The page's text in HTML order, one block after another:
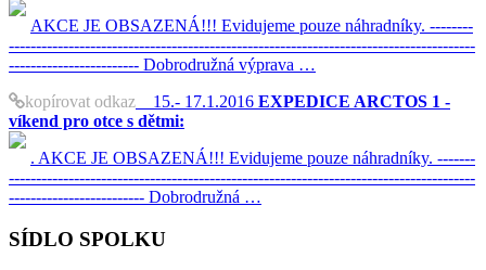
AKCE JE OBSAZENÁ!!! Evidujeme pouze náhradníky. --------
--------------------------------------------------------------------------------------
------------------------ Dobrodružná výprava …
kopírovat odkaz 15.- 17.1.2016 EXPEDICE ARCTOS 1 -
víkend pro otce s dětmi:
. AKCE JE OBSAZENÁ!!! Evidujeme pouze náhradníky. -------
--------------------------------------------------------------------------------------
------------------------- Dobrodružná …
SÍDLO SPOLKU